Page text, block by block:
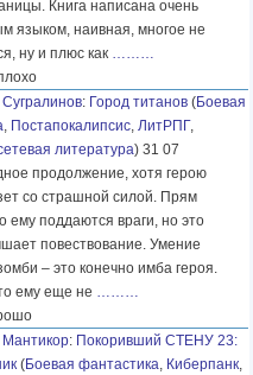
Книга написана очень
языком, наивная, многое не
ну и плюс как ………
Сугралинов: Город титанов (Боевая
, Постапокалипсис, ЛитРПГ,
литература) 31 07
продолжение, хотя герою
со страшной силой. Прям
ему поддаются враги, но это
повествование. Умение
– это конечно имба героя.
ему еще не ………
Мантикор: Покоривший СТЕНУ 23:
(Боевая фантастика, Киберпанк,